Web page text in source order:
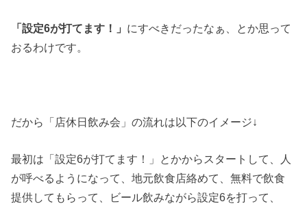
「設定6が打てます！」 にすべきだったなぁ、とか思って
おるわけです。
だから「店休日飲み会」の流れは以下のイメージ↓
最初は「設定6が打てます！」とかからスタートして、人
が呼べるようになって、地元飲食店絡めて、無料で飲食
提供してもらって、ビール飲みながら設定6を打って、